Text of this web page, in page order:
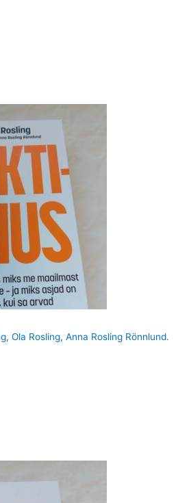
Ola Rosling, Anna Rosling Rönnlund.